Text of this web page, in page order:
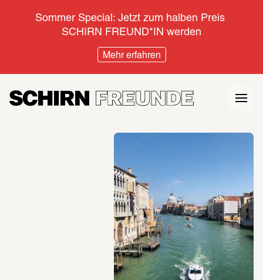
Sommer Special: Jetzt zum halben Preis
SCHIRN FREUND*IN werden
Mehr erfahren